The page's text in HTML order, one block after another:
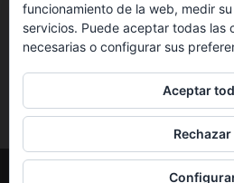
Síguenos en:
© Fundación Social Universal.
funcionamiento de la web, medir
servicios. Puede aceptar todas las
necesarias o configurar sus
Aceptar
Rechazar